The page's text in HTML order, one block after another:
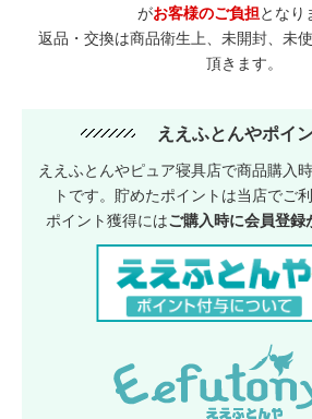
がお客様のご負担となり
返品・交換は商品衛生上、未開封、未
頂きます。
ええふとんやポイ
ええふとんやピュア寝具店で商品購入
トです。貯めたポイントは当店でご
ポイント獲得にはご購入時に会員登録